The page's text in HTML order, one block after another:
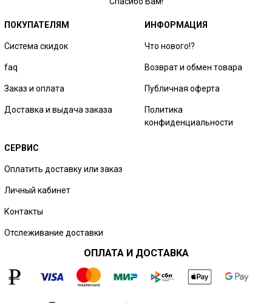
ПОКУПАТЕЛЯМ
Система скидок
faq
Заказ и оплата
Доставка и выдача заказа
ИНФОРМАЦИЯ
Что нового!?
Возврат и обмен товара
Публичная оферта
Политика
конфиденциальности
СЕРВИС
Оплатить доставку или заказ
Личный кабинет
Контакты
Отслеживание доставки
ОПЛАТА И ДОСТАВКА